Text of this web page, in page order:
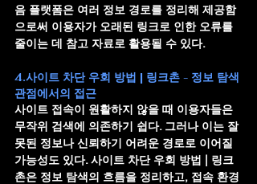
음 플랫폼은 여러 정보 경로를 정리해 제공함
으로써 이용자가 오래된 링크로 인한 오류를
줄이는 데 참고 자료로 활용될 수 있다.
4.사이트 차단 우회 방법 | 링크촌 - 정보 탐색
관점에서의 접근
사이트 접속이 원활하지 않을 때 이용자들은
무작위 검색에 의존하기 쉽다. 그러나 이는 잘
못된 정보나 신뢰하기 어려운 경로로 이어질
가능성도 있다. 사이트 차단 우회 방법 | 링크
촌은 정보 탐색의 흐름을 정리하고, 접속 환경